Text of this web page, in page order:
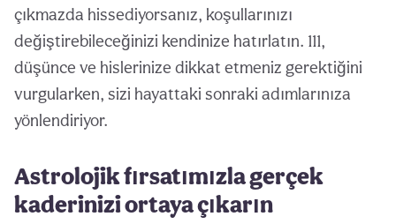
çıkmazda hissediyorsanız, koşullarınızı
değiştirebileceğinizi kendinize hatırlatın. 111,
düşünce ve hislerinize dikkat etmeniz gerektiğini
vurgularken, sizi hayattaki sonraki adımlarınıza
yönlendiriyor.
Astrolojik fırsatımızla gerçek
kaderinizi ortaya çıkarın